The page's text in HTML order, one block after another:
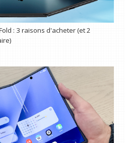
: 3 raisons d'acheter (et 2